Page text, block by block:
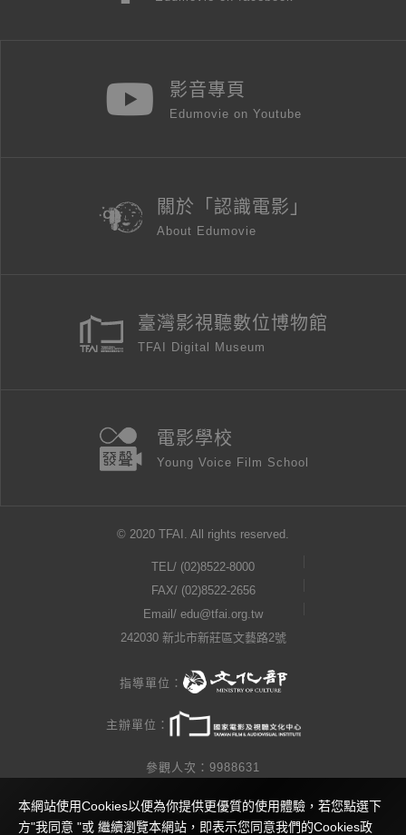
影音專頁
Edumovie on Youtube
關於「認識電影」
About Edumovie
臺灣影視聽數位博物館
TFAI Digital Museum
電影學校
Young Voice Film School
© 2020 TFAI. All rights reserved.
TEL/ (02)8522-8000
FAX/ (02)8522-2656
Email/ edu@tfai.org.tw
242030 新北市新莊區文藝路2號
指導單位：
主辦單位：
參觀人次：9988631
隱私權公告
本網站使用Cookies以便為你提供更優質的使用體驗，若您點選下
方"我同意 "或 繼續瀏覽本網站，即表示您同意我們的Cookies政